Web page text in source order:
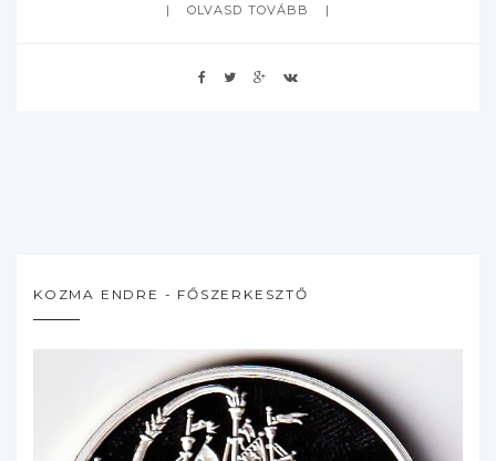
OLVASD TOVÁBB
KOZMA ENDRE - FŐSZERKESZTŐ